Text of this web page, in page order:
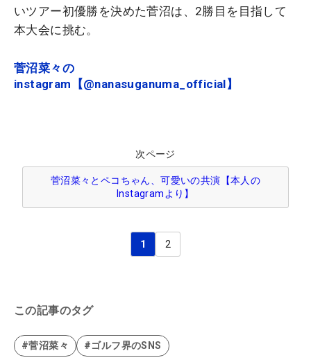
いツアー初優勝を決めた菅沼は、2勝目を目指して
本大会に挑む。
菅沼菜々の
instagram【@nanasuganuma_official】
次ページ
菅沼菜々とペコちゃん、可愛いの共演【本人の
Instagramより】
1 2
この記事のタグ
#菅沼菜々 #ゴルフ界のSNS